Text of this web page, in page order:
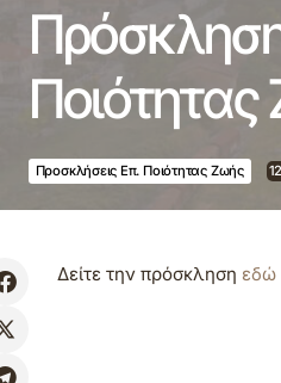
Προσκλήσεις Επ. Ποιότητας Ζωής
Δείτε την πρόσκληση εδώ